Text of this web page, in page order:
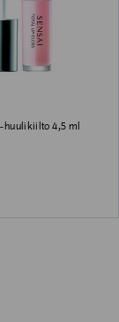
huulikiilto 4,5 ml